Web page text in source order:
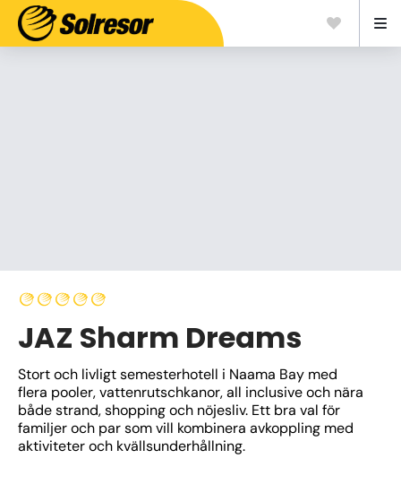
JAZ Sharm Dreams
Stort och livligt semesterhotell i Naama Bay med
flera pooler, vattenrutschkanor, all inclusive och nära
både strand, shopping och nöjesliv. Ett bra val för
familjer och par som vill kombinera avkoppling med
aktiviteter och kvällsunderhållning.